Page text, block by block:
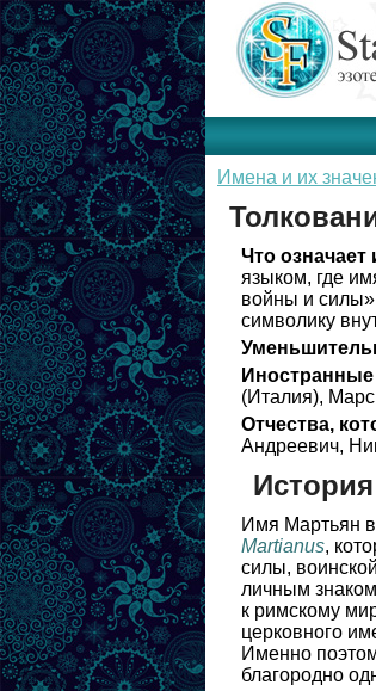
Имена и их
Что
языком, где
войны и
символику
(Италия),
Отчества,
Андреевич,
Имя Мартьян
Martianus,
силы,
личным
к римскому
церковного
Именно
благородно